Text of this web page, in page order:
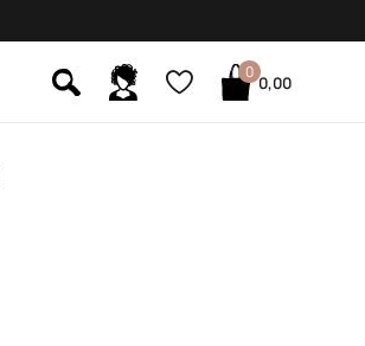
0
0,00